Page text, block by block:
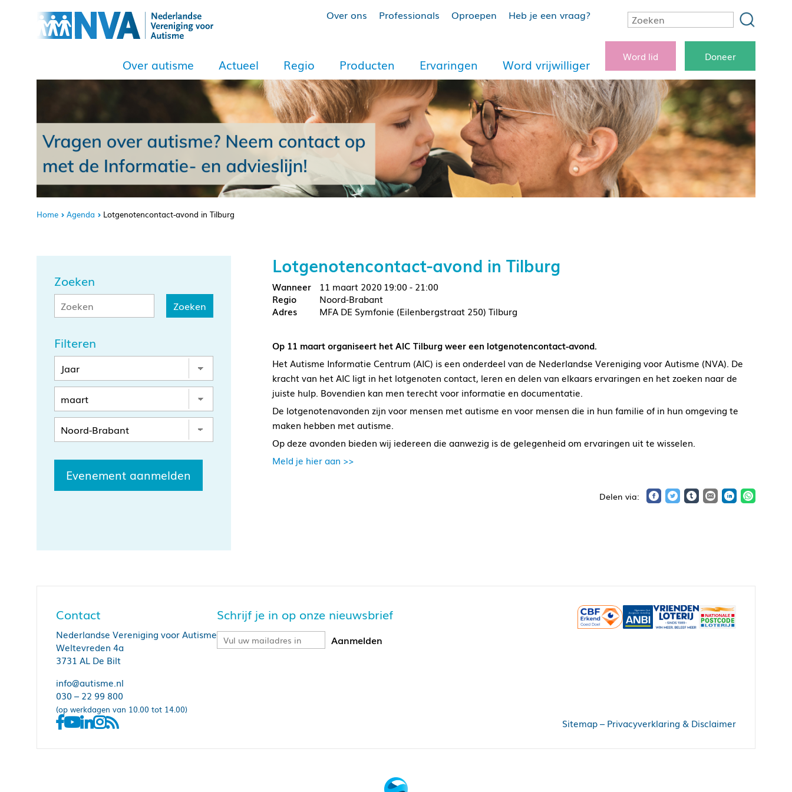
Over ons Professionals Oproepen Heb je een vraag?
Over autisme Actueel Regio Producten Ervaringen Word vrijwilliger
Word lid Doneer
Home Agenda Lotgenotencontact-avond in Tilburg
Zoeken
Filteren
Evenement aanmelden
Lotgenotencontact-avond in Tilburg
11 maart 2020 19:00 - 21:00
Noord-Brabant
MFA DE Symfonie (Eilenbergstraat 250) Tilburg
Op 11 maart organiseert het AIC Tilburg weer een lotgenotencontact-avond.
Het Autisme Informatie Centrum (AIC) is een onderdeel van de Nederlandse Vereniging voor Autisme (NVA). De
kracht van het AIC ligt in het lotgenoten contact, leren en delen van elkaars ervaringen en het zoeken naar de
juiste hulp. Bovendien kan men terecht voor informatie en documentatie.
De lotgenotenavonden zijn voor mensen met autisme en voor mensen die in hun familie of in hun omgeving te
maken hebben met autisme.
Op deze avonden bieden wij iedereen die aanwezig is de gelegenheid om ervaringen uit te wisselen.
Meld je hier aan >>
Contact
Nederlandse Vereniging voor Autisme
Weltevreden 4a
3731 AL De Bilt
info@autisme.nl
030 – 22 99 800
(op werkdagen van 10.00 tot 14.00)
Schrijf je in op onze nieuwsbrief
Sitemap– Privacyverklaring & Disclaimer